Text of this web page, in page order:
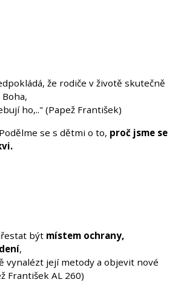
že rodiče v životě skutečně
ho,.." (Papež František)
se s dětmi o to, proč jsme se
Církvi.
být místem ochrany,
,
vynalézt její metody a objevit nové
František AL 260)